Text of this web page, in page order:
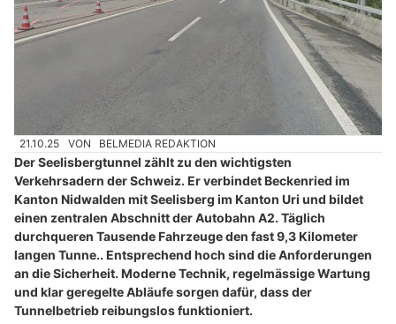
21.10.25 VON BELMEDIA REDAKTION
Der Seelisbergtunnel zählt zu den wichtigsten
Verkehrsadern der Schweiz. Er verbindet Beckenried im
Kanton Nidwalden mit Seelisberg im Kanton Uri und bildet
einen zentralen Abschnitt der Autobahn A2. Täglich
durchqueren Tausende Fahrzeuge den fast 9,3 Kilometer
langen Tunne.. Entsprechend hoch sind die Anforderungen
an die Sicherheit. Moderne Technik, regelmässige Wartung
und klar geregelte Abläufe sorgen dafür, dass der
Tunnelbetrieb reibungslos funktioniert.